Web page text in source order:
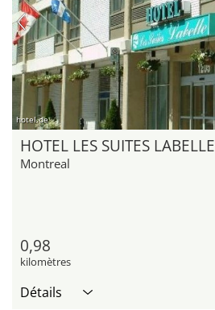
hotel.de
HOTEL LES SUITES LABELLE
Montreal
0,98
kilomètres
Détails